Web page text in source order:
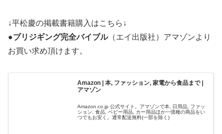
↓平松慶の掲載書籍購入はこちら↓
●ブリジギング完全バイブル（エイ出版社）アマゾンより
お買い求め頂けます。
Amazon | 本, ファッション, 家電から食品まで |
アマゾン
Amazon.co.jp 公式サイト。アマゾンで本, 日用品, ファッ
ション, 食品, ベビー用品, カー用品ほか一億種の商品をい
つでもお安く。通常配送無料(一部を除く)